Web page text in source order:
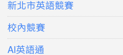
新北市英語競賽
校內競賽
AI英語通